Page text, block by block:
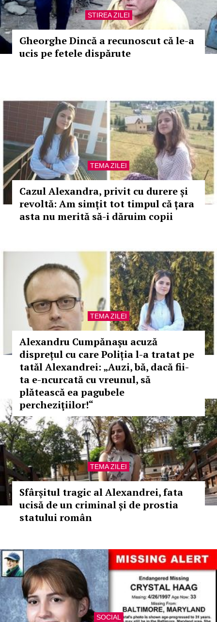
STIREA ZILEI
Gheorghe Dincă a recunoscut că le-a
ucis pe fetele dispărute
TEMA ZILEI
Cazul Alexandra, privit cu durere și
revoltă: Am simțit tot timpul că țara
asta nu merită să-i dăruim copii
TEMA ZILEI
Alexandru Cumpănaşu acuză
disprețul cu care Poliția l-a tratat pe
tatăl Alexandrei: „Auzi, bă, dacă fii-
ta e-ncurcată cu vreunul, să
plătească ea pagubele
percheziţiilor!“
TEMA ZILEI
Sfârșitul tragic al Alexandrei, fata
ucisă de un criminal și de prostia
statului român
SOCIAL